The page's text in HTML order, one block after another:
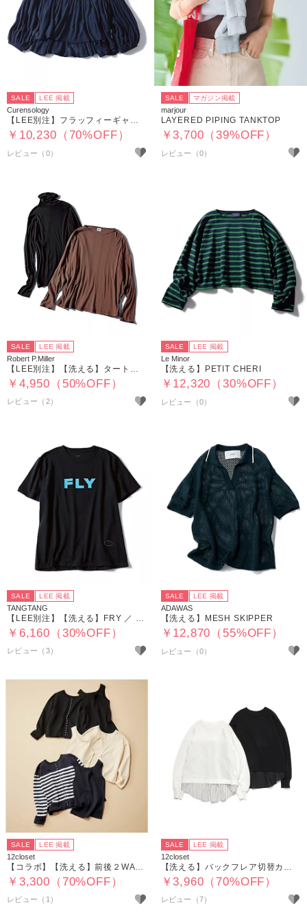
SALE LEE 掲載
Curensology
￥10,230（70%OFF）
SALE マガジン掲載
marjour
LAYERED PIPING TANKTOP
￥3,700（39%OFF）
SALE LEE 掲載
Robert P.Miller
【LEE別注】【洗える】タートルネック＋プルオーバーセット
￥4,950（50%OFF）
レビュー（2）
SALE LEE 掲載
Le Minor
【洗える】PETIT CHERI
￥12,320（30%OFF）
SALE LEE 掲載
TANGTANG
￥6,160（30%OFF）
レビュー（3）
SALE LEE 掲載
ADAWAS
【洗える】MESH SKIPPER
￥12,870（55%OFF）
SALE LEE 掲載
12closet
【コラボ】【洗える】前後２WAYスクエア リブタンクニット
￥3,300（70%OFF）
レビュー（1）
SALE LEE 掲載
12closet
【洗える】バックフレア切替カットソー
￥3,960（70%OFF）
レビュー（7）